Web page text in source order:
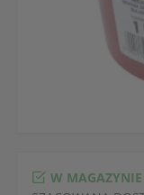
W MAGAZYNIE